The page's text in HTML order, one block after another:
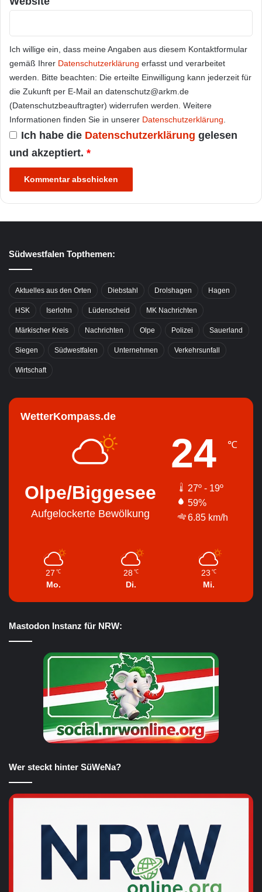
Ich willige ein, dass meine Angaben aus diesem Kontaktformular
gemäß Ihrer Datenschutzerklärung erfasst und verarbeitet
werden. Bitte beachten: Die erteilte Einwilligung kann jederzeit für
die Zukunft per E-Mail an datenschutz@arkm.de
(Datenschutzbeauftragter) widerrufen werden. Weitere
Informationen finden Sie in unserer Datenschutzerklärung.
Ich habe die Datenschutzerklärung gelesen
und akzeptiert. *
Südwestfalen Topthemen:
Aktuelles aus den Orten Diebstahl Drolshagen Hagen
HSK Iserlohn Lüdenscheid MK Nachrichten
Märkischer Kreis Nachrichten Olpe Polizei Sauerland
Siegen Südwestfalen Unternehmen Verkehrsunfall
Wirtschaft
WetterKompass.de
Olpe/Biggesee
Aufgelockerte Bewölkung
24 ℃
27º - 19º
59%
6.85 km/h
27 ℃
Mo.
28 ℃
Di.
23 ℃
Mi.
Mastodon Instanz für NRW:
Wer steckt hinter SüWeNa?